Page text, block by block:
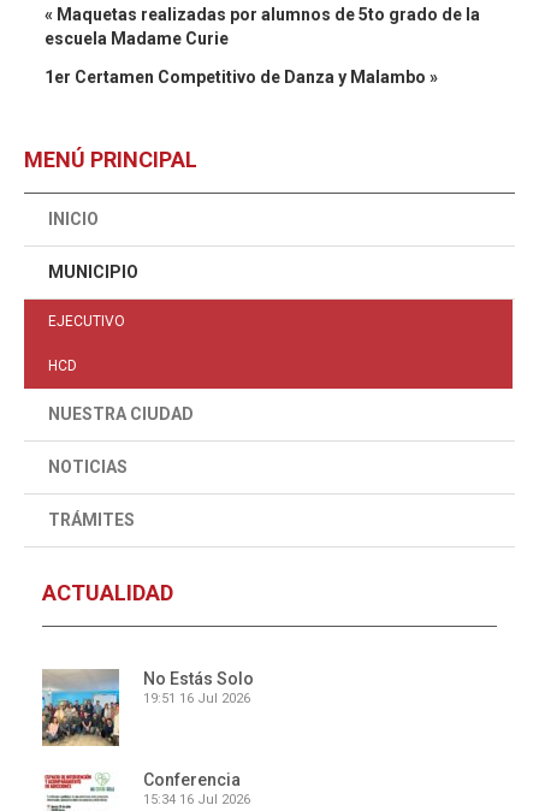
« Maquetas realizadas por alumnos de 5to grado de la
escuela Madame Curie
1er Certamen Competitivo de Danza y Malambo »
MENÚ PRINCIPAL
INICIO
MUNICIPIO
EJECUTIVO
HCD
NUESTRA CIUDAD
NOTICIAS
TRÁMITES
ACTUALIDAD
No Estás Solo
19:51 16 Jul 2026
Conferencia
15:34 16 Jul 2026